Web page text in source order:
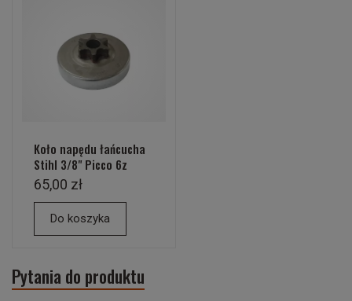
Koło napędu łańcucha
Stihl 3/8" Picco 6z
65,00 zł
Do koszyka
Pytania do produktu